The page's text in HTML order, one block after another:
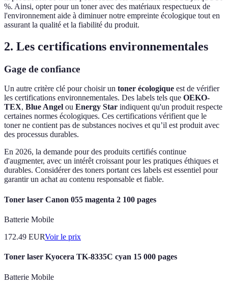
%. Ainsi, opter pour un toner avec des matériaux respectueux de
l'environnement aide à diminuer notre empreinte écologique tout en
assurant la qualité et la fiabilité du produit.
2. Les certifications environnementales
Gage de confiance
Un autre critère clé pour choisir un toner écologique est de vérifier
les certifications environnementales. Des labels tels que OEKO-
TEX, Blue Angel ou Energy Star indiquent qu'un produit respecte
certaines normes écologiques. Ces certifications vérifient que le
toner ne contient pas de substances nocives et qu’il est produit avec
des processus durables.
En 2026, la demande pour des produits certifiés continue
d'augmenter, avec un intérêt croissant pour les pratiques éthiques et
durables. Considérer des toners portant ces labels est essentiel pour
garantir un achat au contenu responsable et fiable.
Toner laser Canon 055 magenta 2 100 pages
Batterie Mobile
172.49 EURVoir le prix
Toner laser Kyocera TK-8335C cyan 15 000 pages
Batterie Mobile